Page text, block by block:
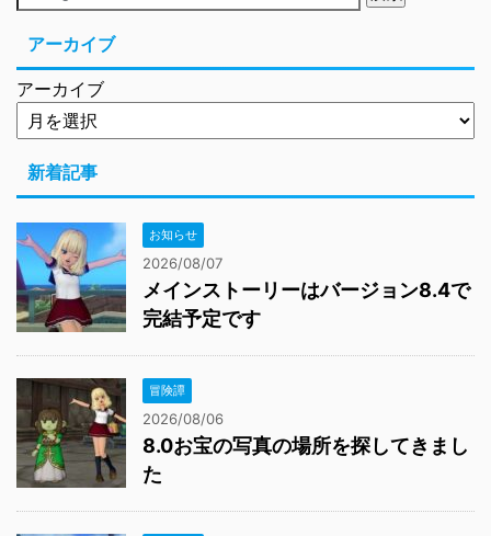
アーカイブ
アーカイブ
新着記事
お知らせ
2026/08/07
メインストーリーはバージョン8.4で
完結予定です
冒険譚
2026/08/06
8.0お宝の写真の場所を探してきまし
た